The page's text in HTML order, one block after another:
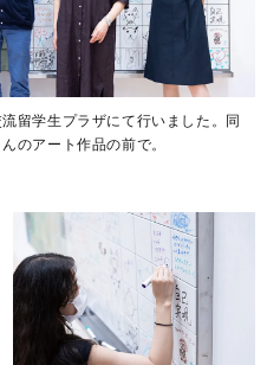
留学生プラザにて行いました。同
のアート作品の前で。